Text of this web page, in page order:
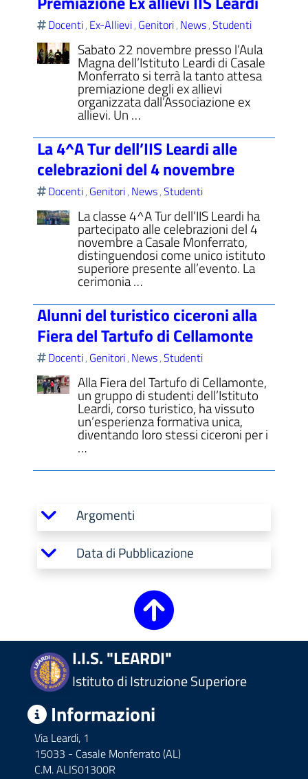
Docenti, Ex-Allievi, Genitori, News,Studenti
Sabato 22 novembre presso l’Aula
Magna dell’Istituto Leardi di Casale
Monferrato si terrà la tanto attesa
premiazione degli ex allievi
organizzata dall’Associazione ex
allievi. Un …
La 4^A Tur dell’IIS Leardi alle
celebrazioni del 4 novembre
Docenti, Genitori, News,Studenti
La classe 4^A Tur dell’IIS Leardi ha
partecipato alle celebrazioni del 4
novembre a Casale Monferrato,
distinguendosi come unico istituto
superiore presente all’evento. La
cerimonia …
Alunni del turistico ciceroni alla
Fiera del Tartufo di Cellamonte
Docenti, Genitori, News,Studenti
Alla Fiera del Tartufo di Cellamonte,
un gruppo di studenti dell’Istituto
Leardi, corso turistico, ha vissuto
un’esperienza formativa unica,
diventando loro stessi ciceroni per i
…
Argomenti
Data di Pubblicazione
I.I.S. "LEARDI"
Istituto di Istruzione Superiore
Informazioni
Via Leardi, 1
15033 - Casale Monferrato (AL)
C.M. ALIS01300R